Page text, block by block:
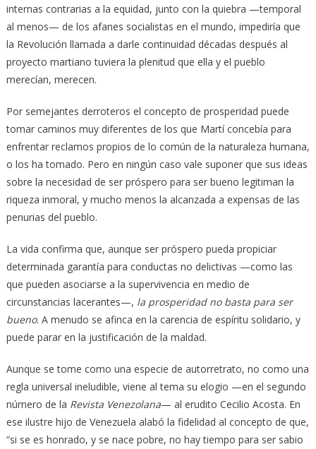
internas contrarias a la equidad, junto con la quiebra —temporal
al menos— de los afanes socialistas en el mundo, impediría que
la Revolución llamada a darle continuidad décadas después al
proyecto martiano tuviera la plenitud que ella y el pueblo
merecían, merecen.
Por semejantes derroteros el concepto de prosperidad puede
tomar caminos muy diferentes de los que Martí concebía para
enfrentar reclamos propios de lo común de la naturaleza humana,
o los ha tomado. Pero en ningún caso vale suponer que sus ideas
sobre la necesidad de ser próspero para ser bueno legitiman la
riqueza inmoral, y mucho menos la alcanzada a expensas de las
penurias del pueblo.
La vida confirma que, aunque ser próspero pueda propiciar
determinada garantía para conductas no delictivas —como las
que pueden asociarse a la supervivencia en medio de
circunstancias lacerantes—, la prosperidad no basta para ser
bueno. A menudo se afinca en la carencia de espíritu solidario, y
puede parar en la justificación de la maldad.
Aunque se tome como una especie de autorretrato, no como una
regla universal ineludible, viene al tema su elogio —en el segundo
número de la Revista Venezolana— al erudito Cecilio Acosta. En
ese ilustre hijo de Venezuela alabó la fidelidad al concepto de que,
“si se es honrado, y se nace pobre, no hay tiempo para ser sabio